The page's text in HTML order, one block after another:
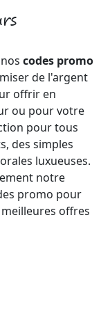
codes promo
de l'argent
offrir en
ou pour votre
pour tous
des simples
luxueuses.
notre
promo pour
offres